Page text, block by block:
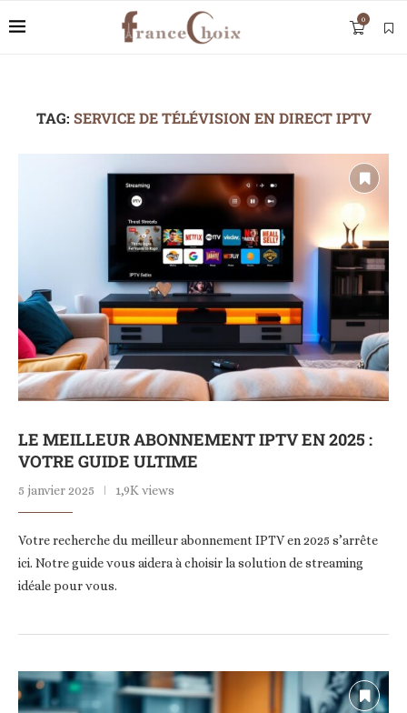
0
TAG: SERVICE DE TÉLÉVISION EN DIRECT IPTV
LE MEILLEUR ABONNEMENT IPTV EN 2025 :
VOTRE GUIDE ULTIME
5 janvier 2025 1,9K views
Votre recherche du meilleur abonnement IPTV en 2025 s’arrête
ici. Notre guide vous aidera à choisir la solution de streaming
idéale pour vous.